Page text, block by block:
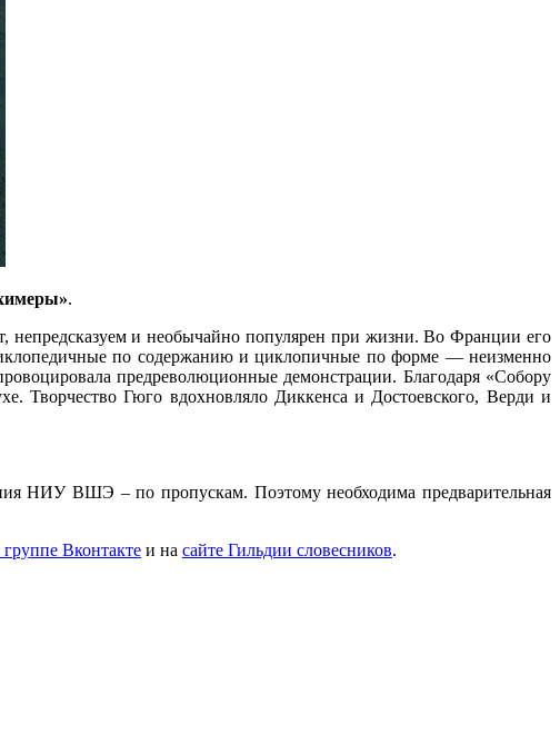
.
непредсказуем и необычайно популярен при жизни. Во Франции его
по содержанию и циклопичные по форме — неизменно
предреволюционные демонстрации. Благодаря «Собору
Творчество Гюго вдохновляло Диккенса и Достоевского, Верди и
НИУ ВШЭ – по пропускам. Поэтому необходима предварительная
группе Вконтакте и на сайте Гильдии словесников.